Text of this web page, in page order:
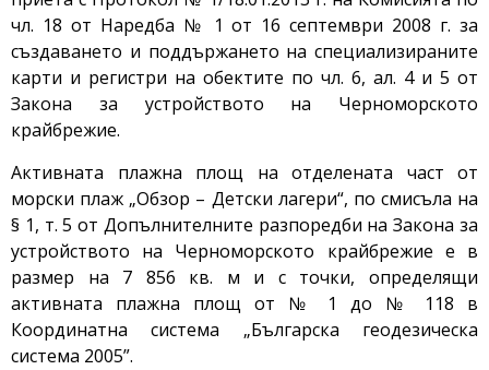
чл. 18 от Наредба № 1 от 16 септември 2008 г. за
създаването и поддържането на специализираните
карти и регистри на обектите по чл. 6, ал. 4 и 5 от
Закона за устройството на Черноморското
крайбрежие.
Активната плажна площ на отделената част от
морски плаж „Обзор – Детски лагери“, по смисъла на
§ 1, т. 5 от Допълнителните разпоредби на Закона за
устройството на Черноморското крайбрежие е в
размер на 7 856 кв. м и с точки, определящи
активната плажна площ от № 1 до № 118 в
Координатна система „Българска геодезическа
система 2005”.